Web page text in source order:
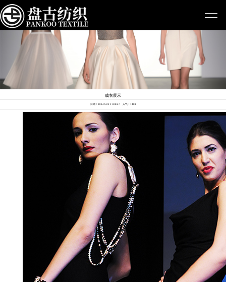
成衣展示
日期：2024/5/22 11:08:47 人气：1401